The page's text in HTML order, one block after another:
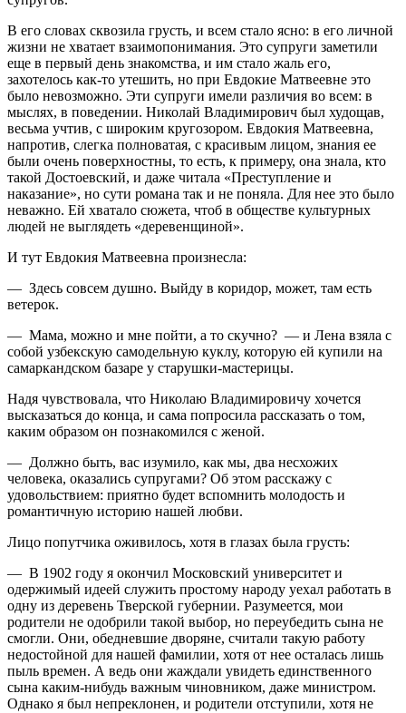
В его словах сквозила грусть, и всем стало ясно: в его личной
жизни не хватает взаимопонимания. Это супруги заметили
еще в первый день знакомства, и им стало жаль его,
захотелось как-то утешить, но при Евдокие Матвеевне это
было невозможно. Эти супруги имели различия во всем: в
мыслях, в поведении. Николай Владимирович был худощав,
весьма учтив, с широким кругозором. Евдокия Матвеевна,
напротив, слегка полноватая, с красивым лицом, знания ее
были очень поверхностны, то есть, к примеру, она знала, кто
такой Достоевский, и даже читала «Преступление и
наказание», но сути романа так и не поняла. Для нее это было
неважно. Ей хватало сюжета, чтоб в обществе культурных
людей не выглядеть «деревенщиной».
И тут Евдокия Матвеевна произнесла:
— Здесь совсем душно. Выйду в коридор, может, там есть
ветерок.
— Мама, можно и мне пойти, а то скучно? — и Лена взяла с
собой узбекскую самодельную куклу, которую ей купили на
самаркандском базаре у старушки-мастерицы.
Надя чувствовала, что Николаю Владимировичу хочется
высказаться до конца, и сама попросила рассказать о том,
каким образом он познакомился с женой.
— Должно быть, вас изумило, как мы, два несхожих
человека, оказались супругами? Об этом расскажу с
удовольствием: приятно будет вспомнить молодость и
романтичную историю нашей любви.
Лицо попутчика оживилось, хотя в глазах была грусть:
— В 1902 году я окончил Московский университет и
одержимый идеей служить простому народу уехал работать в
одну из деревень Тверской губернии. Разумеется, мои
родители не одобрили такой выбор, но переубедить сына не
смогли. Они, обедневшие дворяне, считали такую работу
недостойной для нашей фамилии, хотя от нее осталась лишь
пыль времен. А ведь они жаждали увидеть единственного
сына каким-нибудь важным чиновником, даже министром.
Однако я был непреклонен, и родители отступили, хотя не